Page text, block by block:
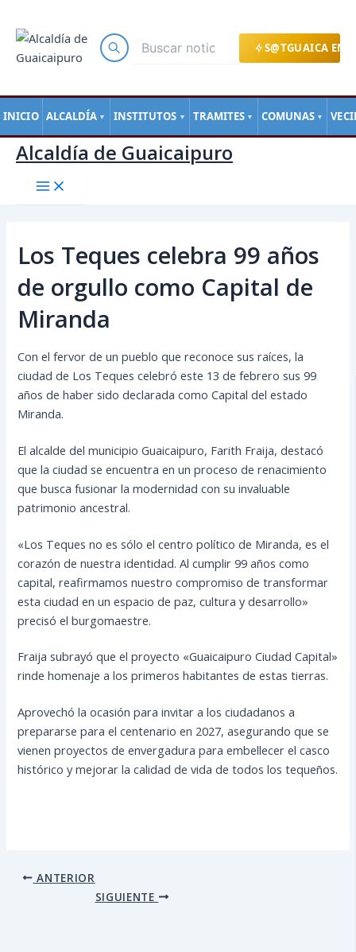
S@TGUAICA EN
INICIO ALCALDÍA ▼ INSTITUTOS ▼ TRAMITES ▼ COMUNAS ▼
contenido
Alcaldía de Guaicaipuro
Los Teques celebra 99 años
de orgullo como Capital de
Miranda
Con el fervor de un pueblo que reconoce sus raíces, la
ciudad de Los Teques celebró este 13 de febrero sus 99
años de haber sido declarada como Capital del estado
Miranda.
El alcalde del municipio Guaicaipuro, Farith Fraija, destacó
que la ciudad se encuentra en un proceso de renacimiento
que busca fusionar la modernidad con su invaluable
patrimonio ancestral.
«Los Teques no es sólo el centro político de Miranda, es el
corazón de nuestra identidad. Al cumplir 99 años como
capital, reafirmamos nuestro compromiso de transformar
esta ciudad en un espacio de paz, cultura y desarrollo»
precisó el burgomaestre.
Fraija subrayó que el proyecto «Guaicaipuro Ciudad Capital»
rinde homenaje a los primeros habitantes de estas tierras.
Aprovechó la ocasión para invitar a los ciudadanos a
prepararse para el centenario en 2027, asegurando que se
vienen proyectos de envergadura para embellecer el casco
histórico y mejorar la calidad de vida de todos los tequeños.
de
entradas
ANTERIOR
SIGUIENTE